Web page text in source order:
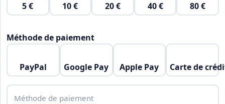
5 €
10 € 20 € 40 € 80 €
Méthode de paiement
PayPal Google Pay Apple Pay Carte de
Méthode de paiement